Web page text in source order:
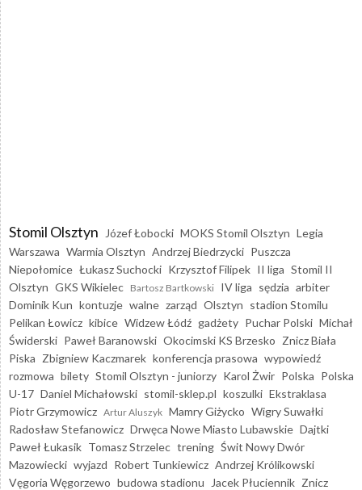
Stomil Olsztyn Józef Łobocki MOKS Stomil Olsztyn Legia
Warszawa Warmia Olsztyn Andrzej Biedrzycki Puszcza
Niepołomice Łukasz Suchocki Krzysztof Filipek II liga Stomil II
Olsztyn GKS Wikielec Bartosz Bartkowski IV liga sędzia arbiter
Dominik Kun kontuzje walne zarząd Olsztyn stadion Stomilu
Pelikan Łowicz kibice Widzew Łódź gadżety Puchar Polski Michał
Świderski Paweł Baranowski Okocimski KS Brzesko Znicz Biała
Piska Zbigniew Kaczmarek konferencja prasowa wypowiedź
rozmowa bilety Stomil Olsztyn - juniorzy Karol Żwir Polska Polska
U-17 Daniel Michałowski stomil-sklep.pl koszulki Ekstraklasa
Piotr Grzymowicz Artur Aluszyk Mamry Giżycko Wigry Suwałki
Radosław Stefanowicz Drwęca Nowe Miasto Lubawskie Dajtki
Paweł Łukasik Tomasz Strzelec trening Świt Nowy Dwór
Mazowiecki wyjazd Robert Tunkiewicz Andrzej Królikowski
Vęgoria Węgorzewo budowa stadionu Jacek Płuciennik Znicz